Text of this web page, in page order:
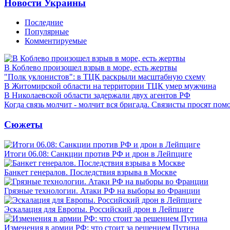
Новости Украины
Последние
Популярные
Комментируемые
В Коблево произошел взрыв в море, есть жертвы
"Полк уклонистов": в ТЦК раскрыли масштабную схему
В Житомирской области на территории ТЦК умер мужчина
В Николаевской области задержали двух агентов РФ
Когда связь молчит - молчит вся бригада. Связисты просят
Сюжеты
Итоги 06.08: Санкции против РФ и дрон в Лейпциге
Банкет генералов. Последствия взрыва в Москве
Грязные технологии. Атаки РФ на выборы во Франции
Эскалация для Европы. Российский дрон в Лейпциге
Изменения в армии РФ: что стоит за решением Путина